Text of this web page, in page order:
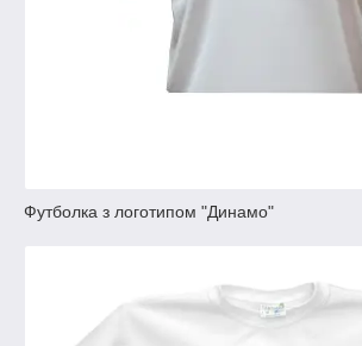
Футболка з логотипом "Динамо"